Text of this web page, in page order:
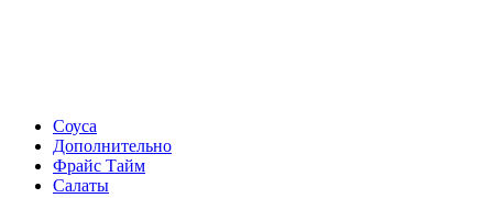
Соуса
Дополнительно
Фрайс Тайм
Салаты